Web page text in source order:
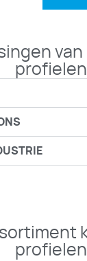
profielen
profielen